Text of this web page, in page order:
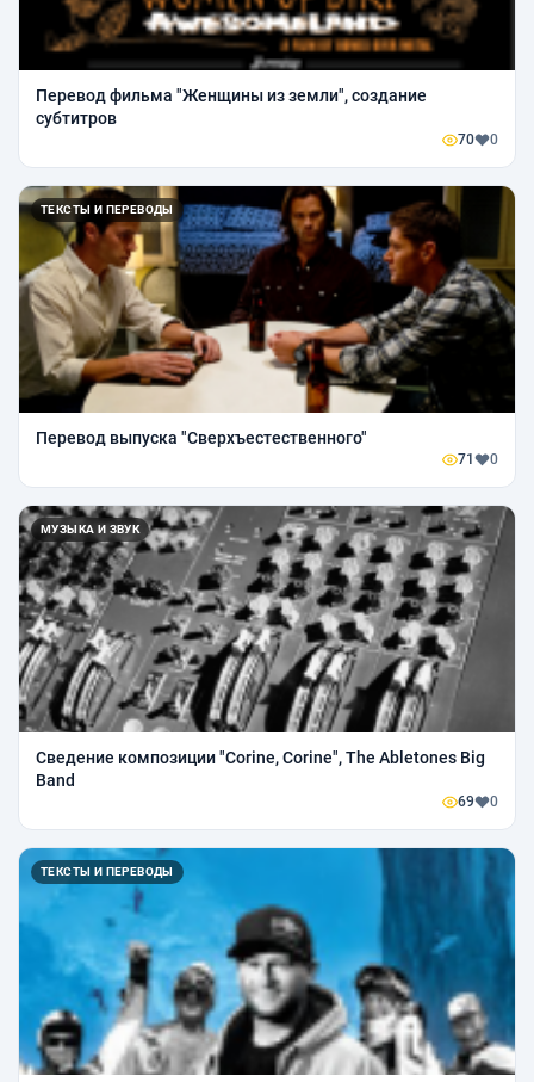
Перевод фильма "Женщины из земли", создание
субтитров
70 0
ТЕКСТЫ И ПЕРЕВОДЫ
Перевод выпуска "Сверхъестественного"
71 0
МУЗЫКА И ЗВУК
Сведение композиции "Corine, Corine", The Abletones Big
Band
69 0
ТЕКСТЫ И ПЕРЕВОДЫ